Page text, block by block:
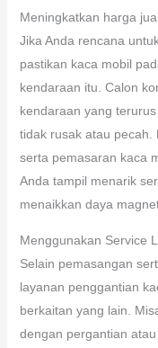
Meningkatkan harga
Jika Anda rencana
pastikan kaca mobil
kendaraan itu. Calon
kendaraan yang
tidak rusak atau pecah.
serta pemasaran kaca
Anda tampil menarik
menaikkan daya
Menggunakan Service
Selain pemasangan
layanan penggantian
berkaitan yang lain.
dengan pergantian